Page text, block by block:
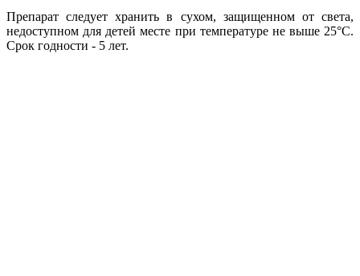
Препарат следует хранить в сухом, защищенном от света,
недоступном для детей месте при температуре не выше 25°C.
Срок годности - 5 лет.